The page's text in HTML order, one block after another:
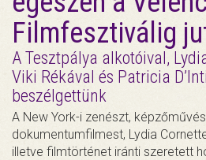
Filmfesztiválig
A Tesztpálya alkotóival,
Viki Rékával és Patricia
beszélgettünk
A New York-i zenészt,
dokumentumfilmest, Lydia
illetve filmtörténet iránti szeretett